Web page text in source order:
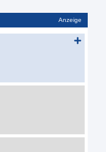
Anzeige